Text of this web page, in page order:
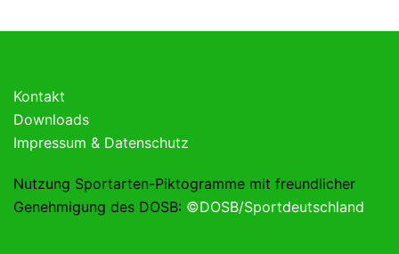
Kontakt
Downloads
Impressum & Datenschutz
Nutzung Sportarten-Piktogramme mit freundlicher
Genehmigung des DOSB: ©DOSB/Sportdeutschland